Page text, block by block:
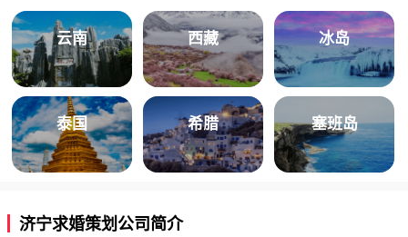
云南 西藏 冰岛
泰国 希腊 塞班岛
济宁求婚策划公司简介